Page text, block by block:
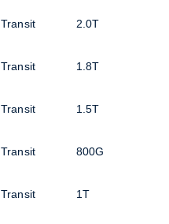
Transit 2.0T
Transit 1.8T
Transit 1.5T
Transit 800G
Transit 1T